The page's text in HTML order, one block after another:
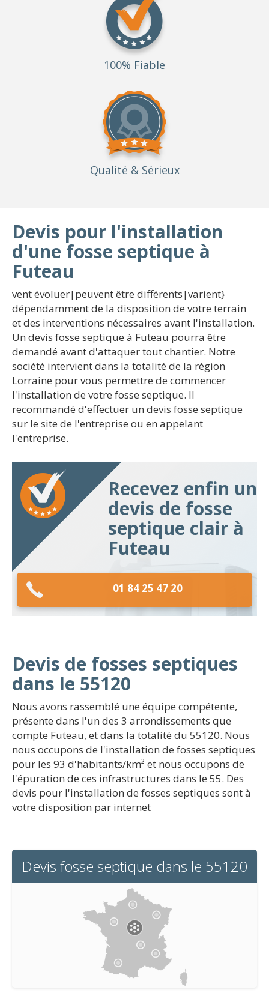
100% Fiable
Qualité & Sérieux
Devis pour l'installation
d'une fosse septique à
Futeau
vent évoluer|peuvent être différents|varient}
dépendamment de la disposition de votre terrain
et des interventions nécessaires avant l'installation.
Un devis fosse septique à Futeau pourra être
demandé avant d'attaquer tout chantier. Notre
société intervient dans la totalité de la région
Lorraine pour vous permettre de commencer
l'installation de votre fosse septique. Il
recommandé d'effectuer un devis fosse septique
sur le site de l'entreprise ou en appelant
l'entreprise.
Recevez enfin un
devis de fosse
septique clair à
Futeau
01 84 25 47 20
Devis de fosses septiques
dans le 55120
Nous avons rassemblé une équipe compétente,
présente dans l'un des 3 arrondissements que
compte Futeau, et dans la totalité du 55120. Nous
nous occupons de l'installation de fosses septiques
pour les 93 d'habitants/km² et nous occupons de
l'épuration de ces infrastructures dans le 55. Des
devis pour l'installation de fosses septiques sont à
votre disposition par internet
Devis fosse septique dans le 55120